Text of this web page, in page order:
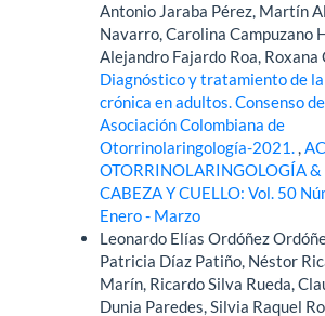
Antonio Jaraba Pérez, Martín
Navarro, Carolina Campuzano
Alejandro Fajardo Roa, Roxana
Diagnóstico y tratamiento de
crónica en adultos. Consenso
Asociación Colombiana de
Otorrinolaringología-2021.,
OTORRINOLARINGOLOGÍA &
CABEZA Y CUELLO: Vol. 50
Enero - Marzo
Leonardo Elías Ordóñez
Patricia Díaz Patiño, Néstor
Marín, Ricardo Silva Rueda,
Dunia Paredes, Silvia Raquel